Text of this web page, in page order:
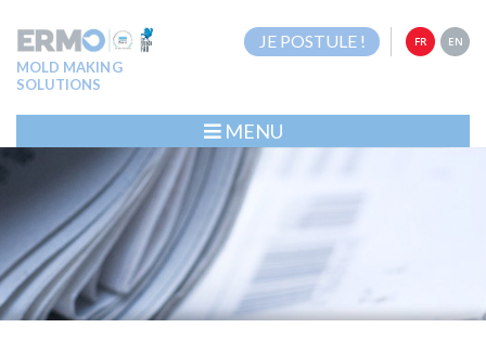
MOLD MAKING
SOLUTIONS
FR EN
JE POSTULE !
MENU